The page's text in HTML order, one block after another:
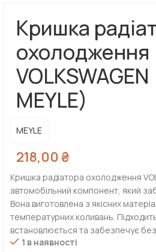
Кришка
охолодження
MEYLE)
MEYLE
218,00 ₴
Кришка радіатора охолодження
автомобільний компонент, який
Вона виготовлена з якісних
температурних коливань.
встановлюється та забезпечує
1 в наявності